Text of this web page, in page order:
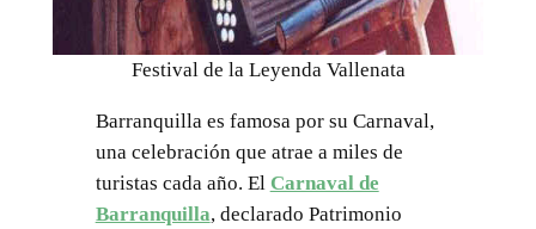
Festival de la Leyenda Vallenata
Barranquilla es famosa por su Carnaval,
una celebración que atrae a miles de
turistas cada año. El Carnaval de
Barranquilla, declarado Patrimonio